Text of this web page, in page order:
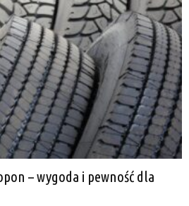
– wygoda i pewność dla